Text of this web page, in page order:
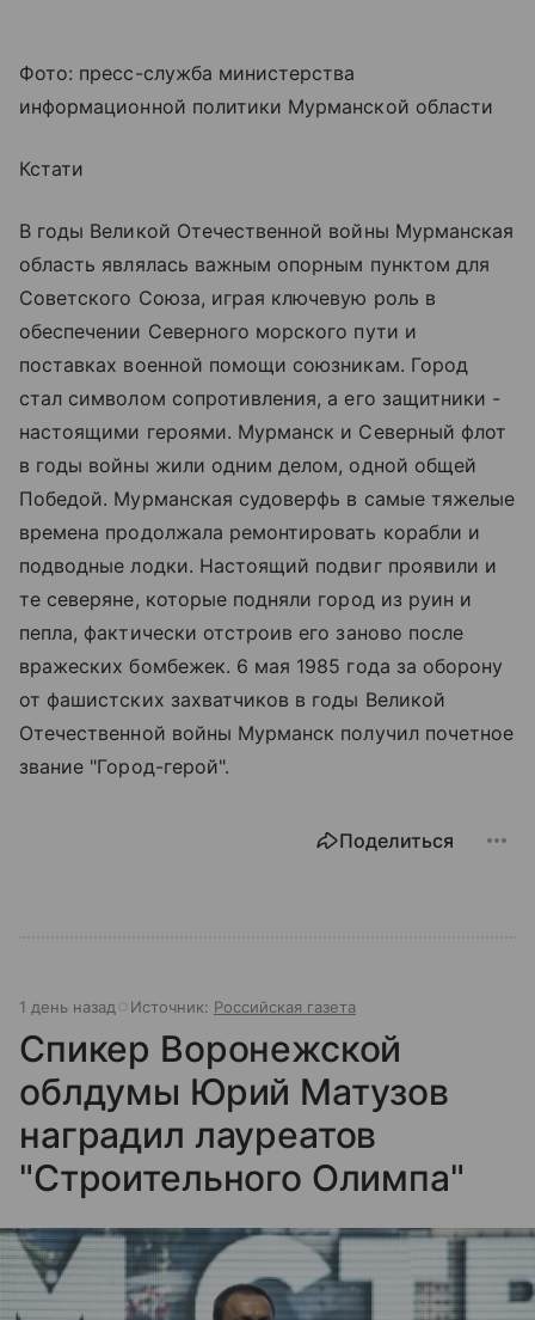
Фото: пресс-служба министерства
информационной политики Мурманской области
Кстати
В годы Великой Отечественной войны Мурманская
область являлась важным опорным пунктом для
Советского Союза, играя ключевую роль в
обеспечении Северного морского пути и
поставках военной помощи союзникам. Город
стал символом сопротивления, а его защитники -
настоящими героями. Мурманск и Северный флот
в годы войны жили одним делом, одной общей
Победой. Мурманская судоверфь в самые тяжелые
времена продолжала ремонтировать корабли и
подводные лодки. Настоящий подвиг проявили и
те северяне, которые подняли город из руин и
пепла, фактически отстроив его заново после
вражеских бомбежек. 6 мая 1985 года за оборону
от фашистских захватчиков в годы Великой
Отечественной войны Мурманск получил почетное
звание "Город-герой".
Поделиться
1 день назад Источник: Российская газета
Спикер Воронежской
облдумы Юрий Матузов
наградил лауреатов
"Строительного Олимпа"